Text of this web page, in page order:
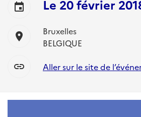
event Le 20 février
location_on
Bruxelles
BELGIQUE
link Aller sur le site de